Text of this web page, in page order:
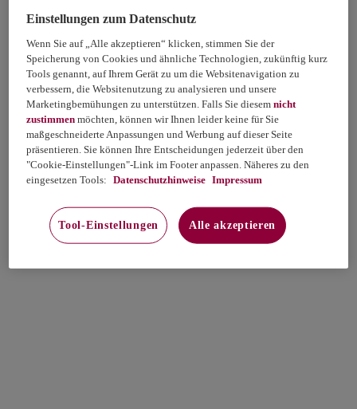
Einstellungen zum Datenschutz
Wenn Sie auf „Alle akzeptieren“ klicken, stimmen Sie der
Speicherung von Cookies und ähnliche Technologien, zukünftig kurz
Tools genannt, auf Ihrem Gerät zu um die Websitenavigation zu
verbessern, die Websitenutzung zu analysieren und unsere
Marketingbemühungen zu unterstützen. Falls Sie diesemnicht
zustimmen möchten, können wir Ihnen leider keine für Sie
maßgeschneiderte Anpassungen und Werbung auf dieser Seite
präsentieren. Sie können Ihre Entscheidungen jederzeit über den
"Cookie-Einstellungen"-Link im Footer anpassen. Näheres zu den
eingesetzen Tools: Datenschutzhinweise Impressum
Tool-Einstellungen Alle akzeptieren